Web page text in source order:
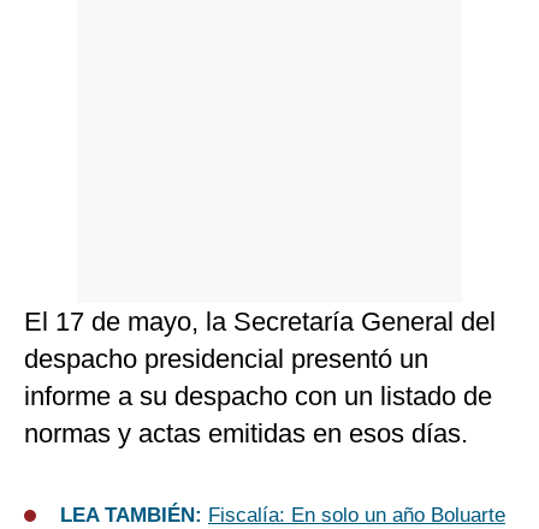
El 17 de mayo, la Secretaría General del
despacho presidencial presentó un
informe a su despacho con un listado de
normas y actas emitidas en esos días.
LEA TAMBIÉN: Fiscalía: En solo un año Boluarte